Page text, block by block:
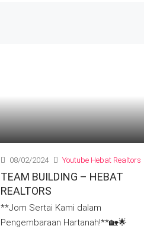
08/02/2024 Youtube Hebat Realtors
TEAM BUILDING – HEBAT
REALTORS
**Jom Sertai Kami dalam
Pengembaraan Hartanah!**🏡🌟